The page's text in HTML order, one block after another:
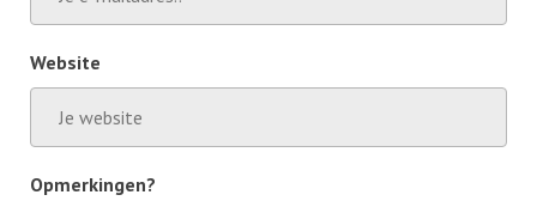
Website
Opmerkingen?